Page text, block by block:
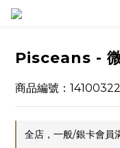
Pisceans -
商品編號：14100322
全店，一般/銀卡會員